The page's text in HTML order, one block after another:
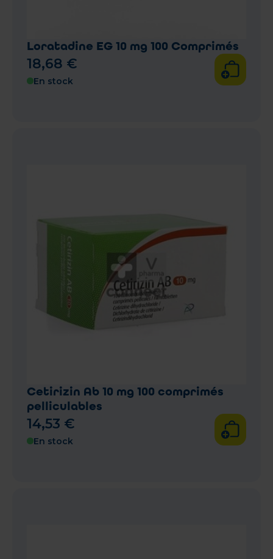
Loratadine EG 10 mg 100 Comprimés
18,68 €
En stock
Cetirizin Ab 10 mg 100 comprimés
pelliculables
14,53 €
En stock